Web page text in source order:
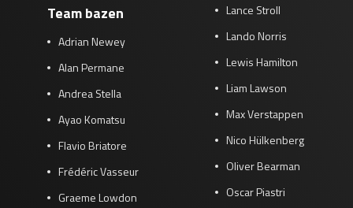
Team bazen
Adrian Newey
Alan Permane
Andrea Stella
Ayao Komatsu
Flavio Briatore
Frédéric Vasseur
Graeme Lowdon
Lance Stroll
Lando Norris
Lewis Hamilton
Liam Lawson
Max Verstappen
Nico Hülkenberg
Oliver Bearman
Oscar Piastri